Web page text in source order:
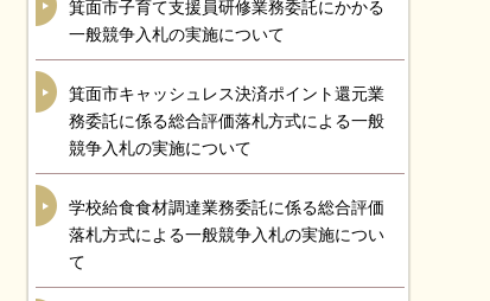
箕面市子育て支援員研修業務委託にかかる
一般競争入札の実施について
箕面市キャッシュレス決済ポイント還元業
務委託に係る総合評価落札方式による一般
競争入札の実施について
学校給食食材調達業務委託に係る総合評価
落札方式による一般競争入札の実施につい
て